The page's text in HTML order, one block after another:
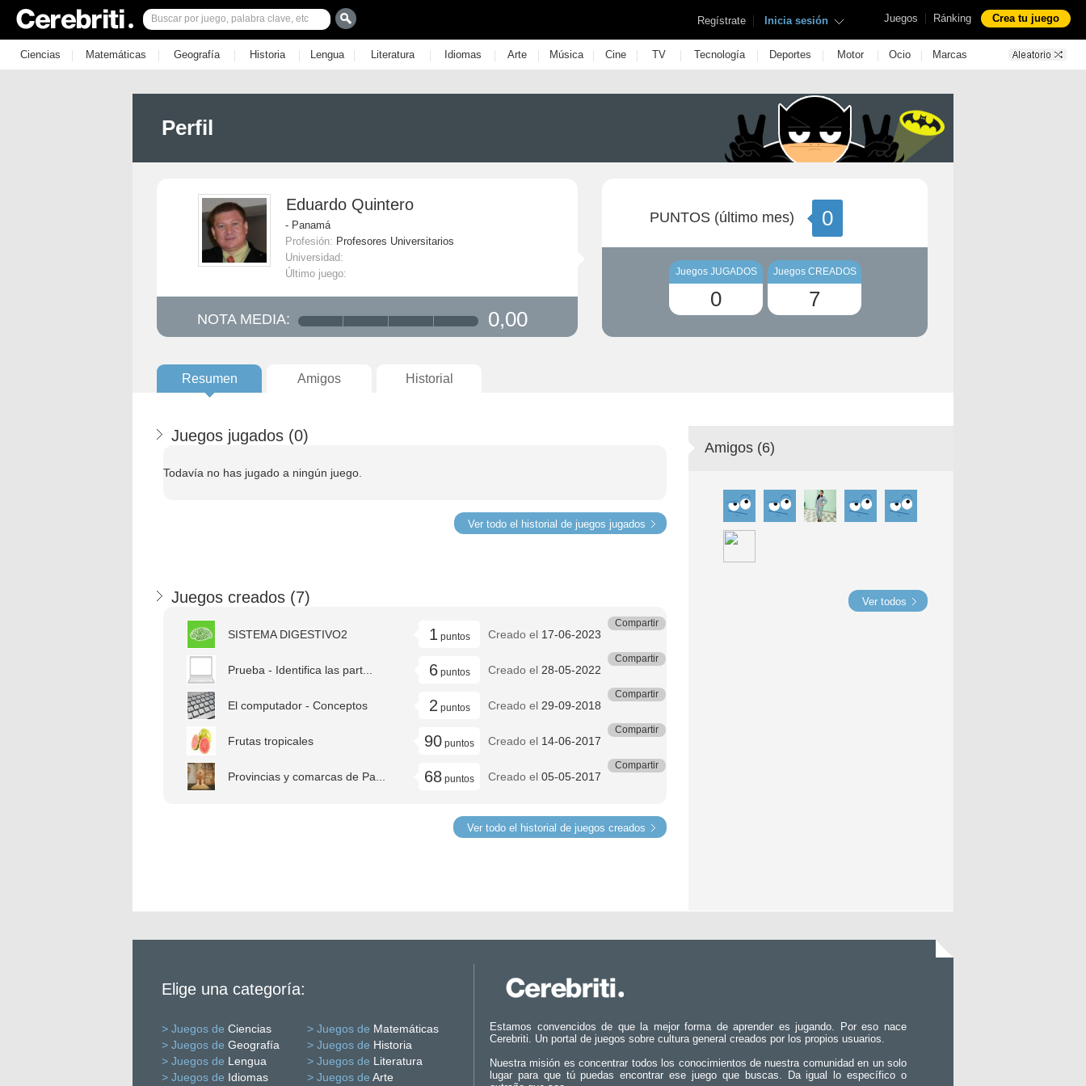
Juegos | Ránking Crea tu juego
Regístrate | Inicia sesión
Ciencias | Matemáticas | Geografía | Historia | Lengua | Literatura | Idiomas | Arte | Música | Cine | TV | Tecnología | Deportes | Motor | Ocio | Marcas
Perfil
Eduardo Quintero
- Panamá
Profesión: Profesores Universitarios
Universidad:
Último juego:
NOTA MEDIA: 0,00
PUNTOS (último mes) 0
Juegos JUGADOS
0
Juegos CREADOS
7
Resumen Amigos Historial
Juegos jugados (0)
Todavía no has jugado a ningún juego.
Ver todo el historial de juegos jugados
Juegos creados (7)
SISTEMA DIGESTIVO2 1puntos Creado el 17-06-2023
Compartir
Prueba - Identifica las part... 6puntos Creado el 28-05-2022
Compartir
El computador - Conceptos 2puntos Creado el 29-09-2018
Compartir
Frutas tropicales 90 puntos Creado el 14-06-2017
Compartir
Provincias y comarcas de Pa... 68 puntos Creado el 05-05-2017
Compartir
Ver todo el historial de juegos creados
Amigos (6)
Ver todos
Elige una categoría:
> Juegos de Ciencias > Juegos de Matemáticas
> Juegos de Geografía > Juegos de Historia
> Juegos de Lengua > Juegos de Literatura
> Juegos de Idiomas > Juegos de Arte
Estamos convencidos de que la mejor forma de aprender es jugando. Por eso nace
Cerebriti. Un portal de juegos sobre cultura general creados por los propios usuarios.
Nuestra misión es concentrar todos los conocimientos de nuestra comunidad en un solo
lugar para que tú puedas encontrar ese juego que buscas. Da igual lo específico o